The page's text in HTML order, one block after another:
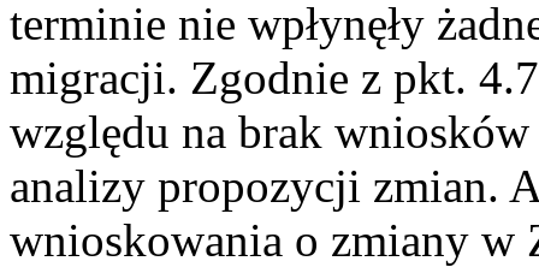
terminie nie wpłynęły
migracji. Zgodnie z pkt.
względu na brak
analizy propozycji zmian.
wnioskowania o zmiany w